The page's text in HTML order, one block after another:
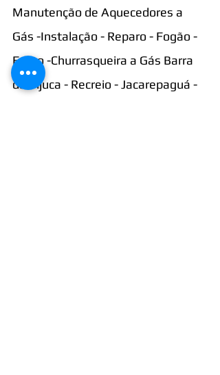
Manutenção de Aquecedores a
Gás -Instalação - Reparo - Fogão -
Forno -Churrasqueira a Gás Barra
da Tijuca - Recreio - Jacarepaguá -